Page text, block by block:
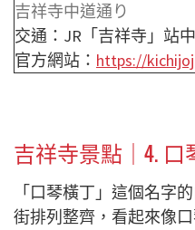
吉祥寺中道通り
交通：JR「吉祥寺」站
官方網站： https://
吉祥寺景點｜4. 口
「口琴橫丁」這個名字
街排列整齊，看起來像